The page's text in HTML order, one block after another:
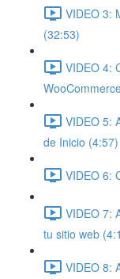
VIDEO 3:
(32:53)
VIDEO 4:
VIDEO 5:
de Inicio (4:57)
VIDEO 6:
VIDEO 7:
tu sitio web
VIDEO 8: